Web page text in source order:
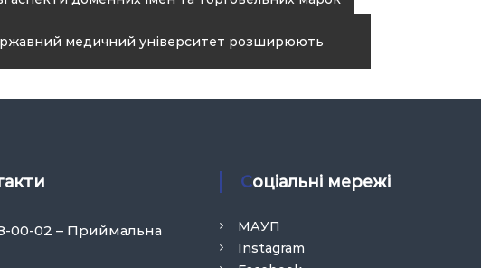
медичний університет розширюють
00-02 – Приймальна
Соціальні мережі
МАУП
Instagram